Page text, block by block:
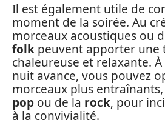
Il est également utile de
moment de la soirée. Au
morceaux acoustiques ou
folk peuvent apporter une
chaleureuse et relaxante.
nuit avance, vous pouvez
morceaux plus
pop ou de la rock, pour
à la convivialité.